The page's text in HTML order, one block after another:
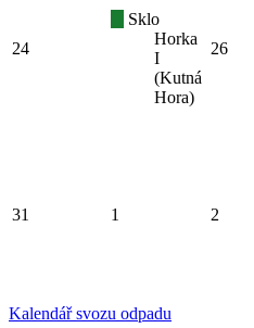
24
Sklo
Horka
I
(Kutná
Hora)
26
31 1 2
Kalendář svozu odpadu